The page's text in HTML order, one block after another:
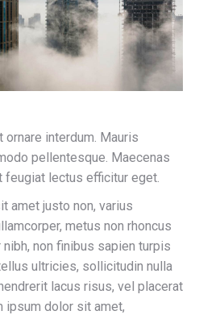
interdum. Mauris
pellentesque. Maecenas
feugiat lectus efficitur eget.
amet justo non, varius
metus non rhoncus
non finibus sapien turpis
ultricies, sollicitudin nulla
lacus risus, vel placerat
ipsum dolor sit amet,